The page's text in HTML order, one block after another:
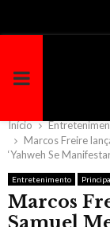
PRIMARY
MENU
Início
Marcos Freire
‘Yahweh Se
Entretenimento
Marcos
Samuel